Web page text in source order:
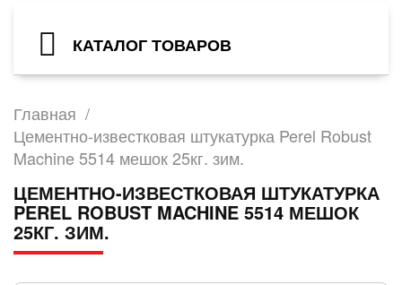
КАТАЛОГ ТОВАРОВ
Главная /
Цементно-известковая штукатурка Perel Robust
Machine 5514 мешок 25кг. зим.
ЦЕМЕНТНО-ИЗВЕСТКОВАЯ ШТУКАТУРКА
PEREL ROBUST MACHINE 5514 МЕШОК
25КГ. ЗИМ.